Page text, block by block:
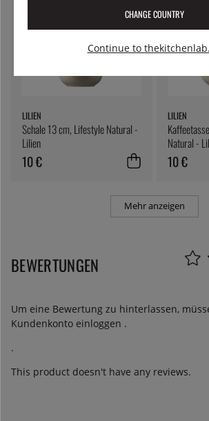
LILIEN
Schale 13 cm, Lifestyle Natural -
Lilien
10 €
LILIEN
Natural -
10 €
Mehr anzeigen
BEWERTUNGEN
Um eine Bewertung zu hinterlassen,
Kundenkonto einloggen .
.
This product doesn't have any reviews.
CHANGE COUNTRY
Continue to